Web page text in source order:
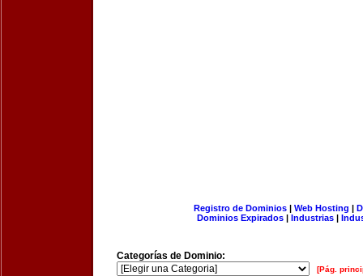
Registro de Dominios| Web Hosting |
Dominios Expirados | Industrias |
Categorías de Dominio:
[Pág.